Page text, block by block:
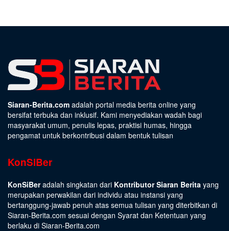
Siaran-Berita.com adalah portal media berita online yang
bersifat terbuka dan inklusif. Kami menyediakan wadah bagi
masyarakat umum, penulis lepas, praktisi humas, hingga
pengamat untuk berkontribusi dalam bentuk tulisan
KonSiBer
KonSiBeradalah singkatan dari Kontributor Siaran Berita yang
merupakan perwakilan dari individu atau instansi yang
bertanggung-jawab penuh atas semua tulisan yang diterbitkan di
Siaran-Berita.com sesuai dengan Syarat dan Ketentuan yang
berlaku di Siaran-Berita.com